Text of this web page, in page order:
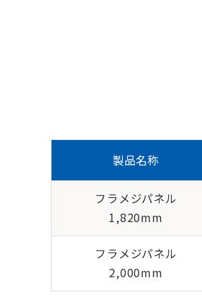
製品名称
フラメジパネル
1,820mm
フラメジパネル
2,000mm